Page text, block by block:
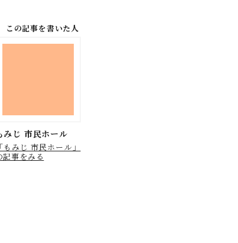
この記事を書いた人
みじ 市民ホール
もみじ 市民ホール」
記事をみる